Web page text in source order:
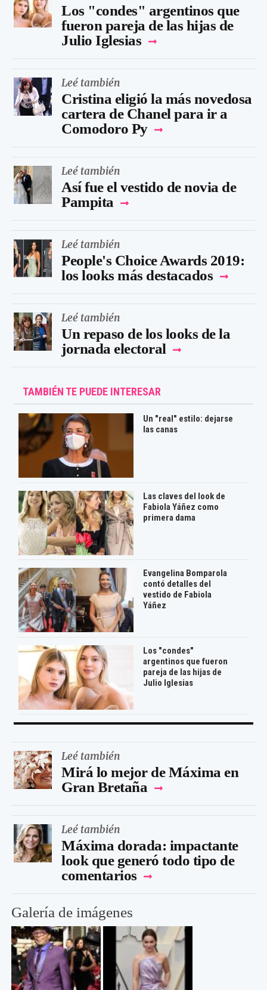
Los "condes" argentinos que
fueron pareja de las hijas de
Julio Iglesias
Leé también
Cristina eligió la más novedosa
cartera de Chanel para ir a
Comodoro Py
Leé también
Así fue el vestido de novia de
Pampita
Leé también
People's Choice Awards 2019:
los looks más destacados
Leé también
Un repaso de los looks de la
jornada electoral
TAMBIÉN TE PUEDE INTERESAR
Un "real" estilo: dejarse
las canas
Las claves del look de
Fabiola Yáñez como
primera dama
Evangelina Bomparola
contó detalles del
vestido de Fabiola
Yáñez
Los "condes"
argentinos que fueron
pareja de las hijas de
Julio Iglesias
Leé también
Mirá lo mejor de Máxima en
Gran Bretaña
Leé también
Máxima dorada: impactante
look que generó todo tipo de
comentarios
Galería de imágenes